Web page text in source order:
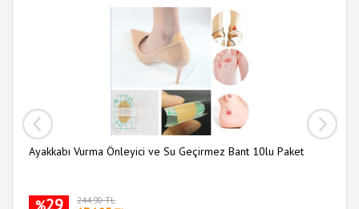
Ayakkabı Vurma Önleyici ve Su Geçirmez Bant 10lu Paket
%29 244.90 TL